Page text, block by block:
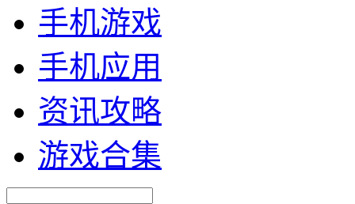
手机游戏
手机应用
资讯攻略
游戏合集